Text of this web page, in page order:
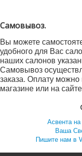
Самовывоз.
Вы можете
удобного для Вас
наших салонов
Самовывоз
заказа. Оплату
магазине или на
Асвента на
Ваша
Пишите нам в